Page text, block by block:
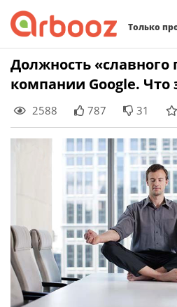
Только
Skip
to
Должность «славного
компании Google. Что
2588 787 31
Найти: